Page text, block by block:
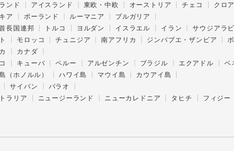
ンド
アイスランド 東欧・中欧 オーストリア チェコ クロ
ア
ポーランド ルーマニア
ブルガリア
長国連邦 トルコ ヨルダン イスラエル イラン サウジアラ
モロッコ チュニジア 南アフリカ ジンバブエ・ザンビア
カナダ
キューバ ペルー アルゼンチン ブラジル エクアドル
ベ
（ホノルル） ハワイ島 マウイ島
カウアイ島
サイパン
パラオ
ラリア ニュージーランド ニューカレドニア タヒチ フィジー